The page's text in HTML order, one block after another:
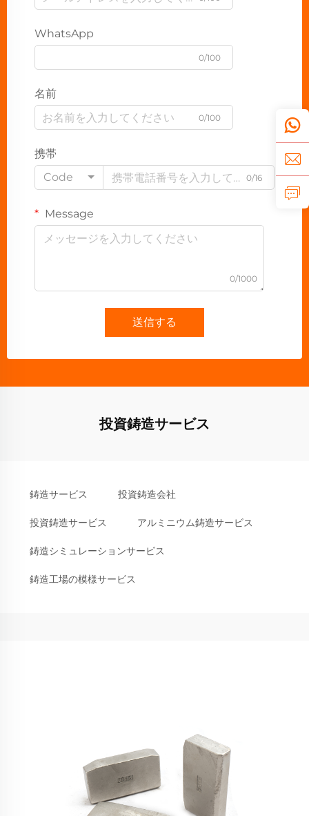
WhatsApp
0/100
名前
0/100
携帯
Code
0/16
Message
0/1000
送信する
投資鋳造サービス
鋳造サービス 投資鋳造会社
投資鋳造サービス アルミニウム鋳造サービス
鋳造シミュレーションサービス
鋳造工場の模様サービス